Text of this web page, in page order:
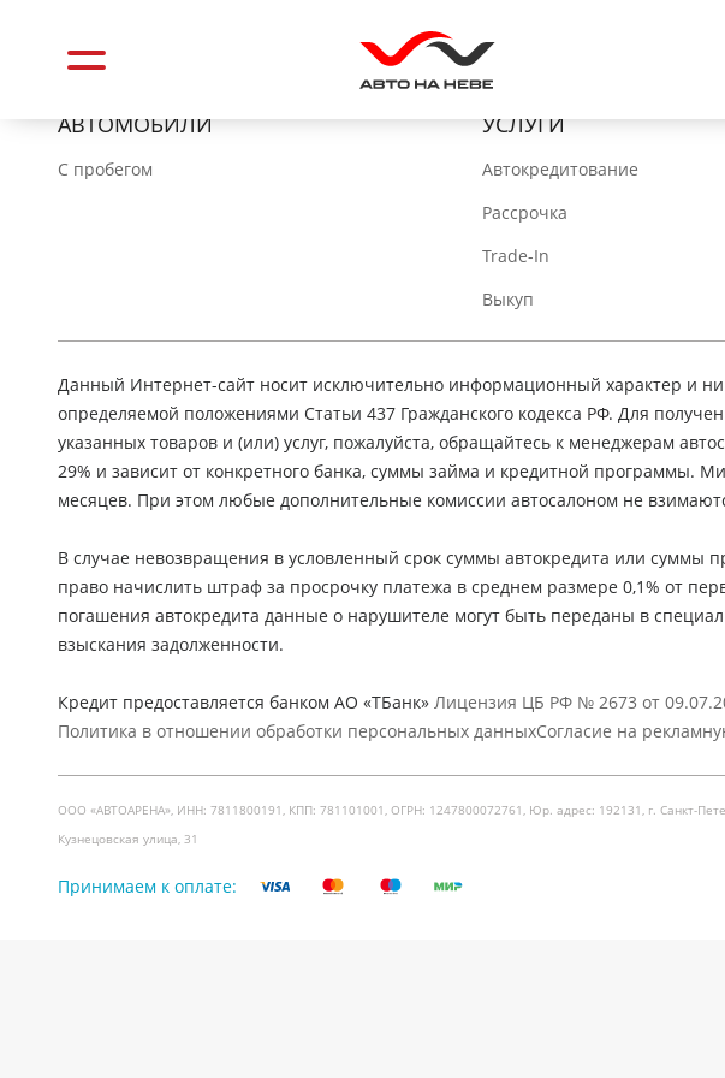
АВТОМОБИЛИ
C пробегом
УСЛУГИ
Автокредитование
Рассрочка
Trade-In
Выкуп
Данный Интернет-сайт носит исключительно информационный характер и ни
определяемой положениями Статьи 437 Гражданского кодекса РФ. Для
указанных товаров и (или) услуг, пожалуйста, обращайтесь к менеджерам
29% и зависит от конкретного банка, суммы займа и кредитной программы.
месяцев. При этом любые дополнительные комиссии автосалоном не
В случае невозвращения в условленный срок суммы автокредита или суммы
право начислить штраф за просрочку платежа в среднем размере 0,1% от
погашения автокредита данные о нарушителе могут быть переданы в
взыскания задолженности.
Кредит предоставляется банком АО «ТБанк» Лицензия ЦБ РФ № 2673 от
Политика в отношении обработки персональных данныхСогласие на
ООО «АВТОАРЕНА», ИНН: 7811800191, КПП: 781101001, ОГРН: 1247800072761, Юр. адрес: 192131, г. Санкт-
Кузнецовская улица, 31
Принимаем к оплате: